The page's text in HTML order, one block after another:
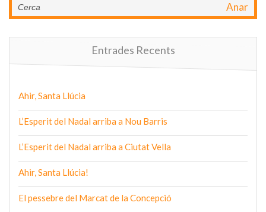
Anar
Entrades Recents
Ahir, Santa Llúcia
L’Esperit del Nadal arriba a Nou Barris
L’Esperit del Nadal arriba a Ciutat Vella
Ahir, Santa Llúcia!
El pessebre del Marcat de la Concepció